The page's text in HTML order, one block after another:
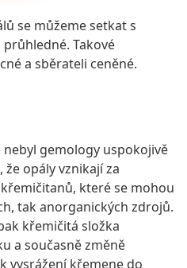
se můžeme setkat s
Takové
a sběrateli ceněné.
gemology uspokojivě
že opály vznikají za
které se mohou
tak anorganických zdrojů.
křemičitá složka
a současně změně
vysrážení křemene do